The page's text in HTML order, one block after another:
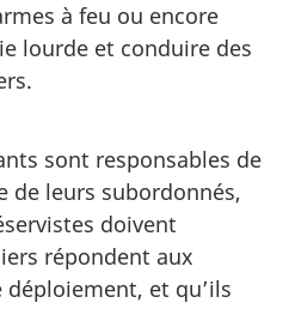
à feu ou encore
lourde et conduire des
sont responsables de
de leurs subordonnés,
doivent
répondent aux
et qu’ils